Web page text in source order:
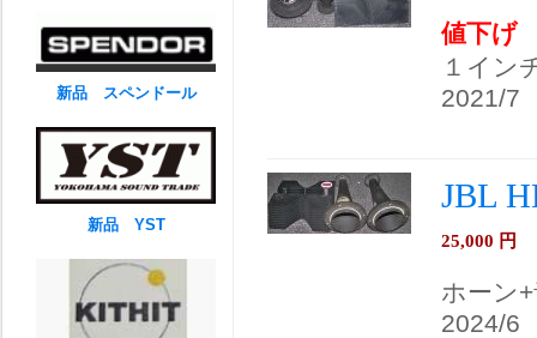
値下げ
１イン
2021/7
JBL
25,000 円
ホーン
2024/6
新品 スペンドール
新品 YST